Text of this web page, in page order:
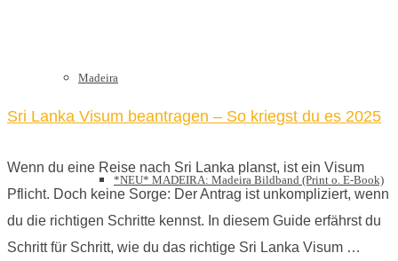
Madeira
*NEU* MADEIRA: Madeira Bildband (Print o. E-Book)
Sri Lanka Visum beantragen – So kriegst du es 2025
Wenn du eine Reise nach Sri Lanka planst, ist ein Visum
Pflicht. Doch keine Sorge: Der Antrag ist unkompliziert, wenn
du die richtigen Schritte kennst. In diesem Guide erfährst du
Schritt für Schritt, wie du das richtige Sri Lanka Visum …